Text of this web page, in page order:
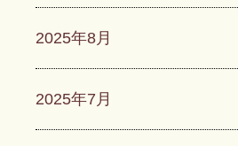
2025年8月
2025年7月